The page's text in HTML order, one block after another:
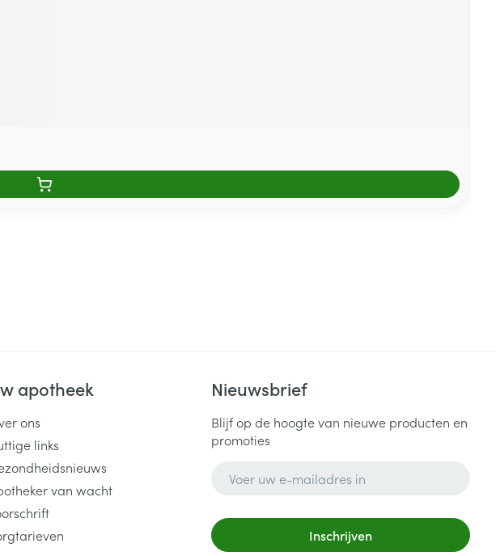
apotheek
ons
links
van wacht
Nieuwsbrief
Blijf op de hoogte van nieuwe producten en
promoties
Inschrijven